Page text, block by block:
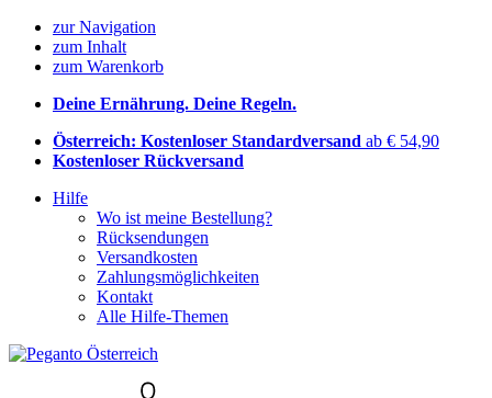
zur Navigation
zum Inhalt
zum Warenkorb
Deine Ernährung. Deine Regeln.
Österreich: Kostenloser Standardversand ab € 54,90
Kostenloser Rückversand
Hilfe
Wo ist meine Bestellung?
Rücksendungen
Versandkosten
Zahlungsmöglichkeiten
Kontakt
Alle Hilfe-Themen